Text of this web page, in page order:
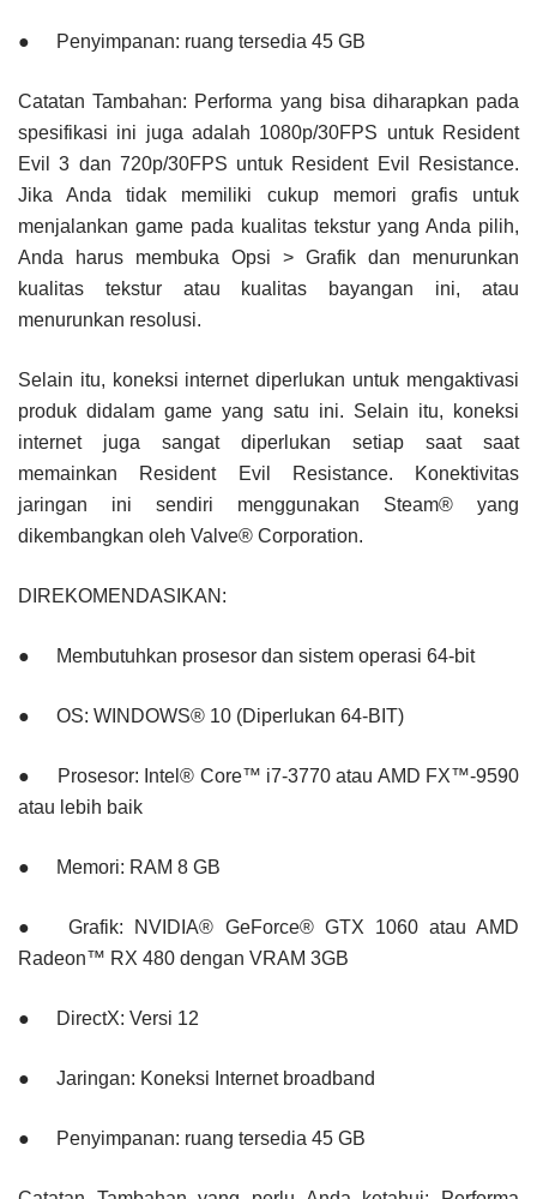
● Penyimpanan: ruang tersedia 45 GB
Catatan Tambahan: Performa yang bisa diharapkan pada
spesifikasi ini juga adalah 1080p/30FPS untuk Resident
Evil 3 dan 720p/30FPS untuk Resident Evil Resistance.
Jika Anda tidak memiliki cukup memori grafis untuk
menjalankan game pada kualitas tekstur yang Anda pilih,
Anda harus membuka Opsi > Grafik dan menurunkan
kualitas tekstur atau kualitas bayangan ini, atau
menurunkan resolusi.
Selain itu, koneksi internet diperlukan untuk mengaktivasi
produk didalam game yang satu ini. Selain itu, koneksi
internet juga sangat diperlukan setiap saat saat
memainkan Resident Evil Resistance. Konektivitas
jaringan ini sendiri menggunakan Steam® yang
dikembangkan oleh Valve® Corporation.
DIREKOMENDASIKAN:
● Membutuhkan prosesor dan sistem operasi 64-bit
● OS: WINDOWS® 10 (Diperlukan 64-BIT)
●
Prosesor: Intel® Core™ i7-3770 atau AMD FX™-9590
atau lebih baik
● Memori: RAM 8 GB
●
Grafik: NVIDIA® GeForce® GTX 1060 atau AMD
Radeon™ RX 480 dengan VRAM 3GB
● DirectX: Versi 12
● Jaringan: Koneksi Internet broadband
● Penyimpanan: ruang tersedia 45 GB